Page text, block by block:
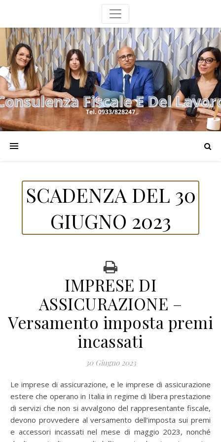
SCADENZA DEL 30
GIUGNO 2023
IMPRESE DI
ASSICURAZIONE –
Versamento imposta premi
incassati
30 Giugno 2023
Le imprese di assicurazione, e le imprese di assicurazione
estere che operano in Italia in regime di libera prestazione
di servizi che non si avvalgono del rappresentante fiscale,
devono provvedere al versamento dell’imposta sui premi
e accessori incassati nel mese di maggio 2023, nonché